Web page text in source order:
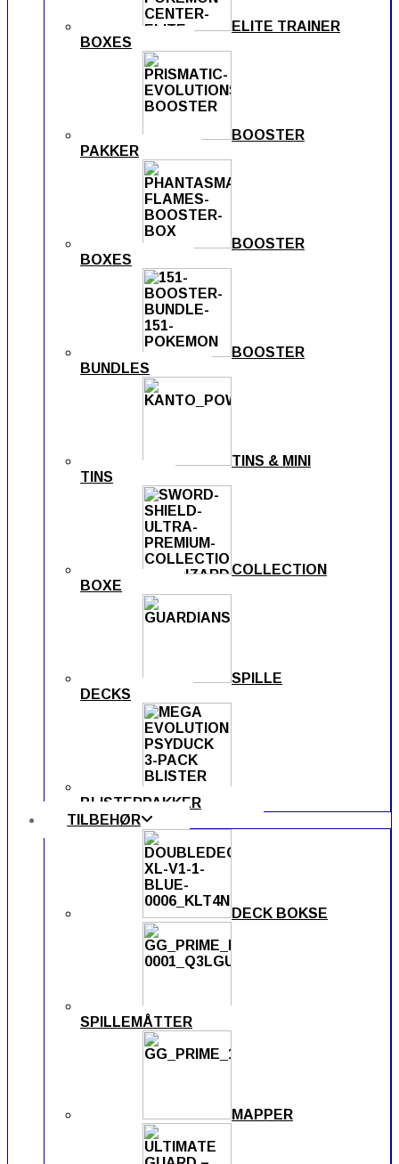
ELITE TRAINER
BOXES
BOOSTER
PAKKER
BOOSTER
BOXES
BOOSTER
BUNDLES
TINS & MINI
TINS
COLLECTION
BOXE
SPILLE
DECKS
BLISTERPAKKER
TILBEHØR
DECK BOKSE
SPILLEMÅTTER
MAPPER